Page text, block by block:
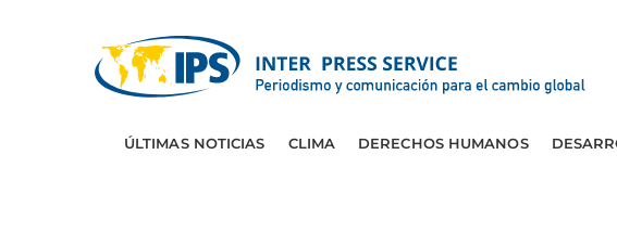
ÚLTIMAS NOTICIAS CLIMA DERECHOS HUMANOS